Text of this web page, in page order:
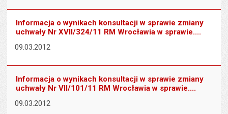
Informacja o wynikach konsultacji w sprawie zmiany
uchwały Nr XVII/324/11 RM Wrocławia w sprawie....
09.03.2012
Informacja o wynikach konsultacji w sprawie zmiany
uchwały Nr VII/101/11 RM Wrocławia w sprawie....
09.03.2012